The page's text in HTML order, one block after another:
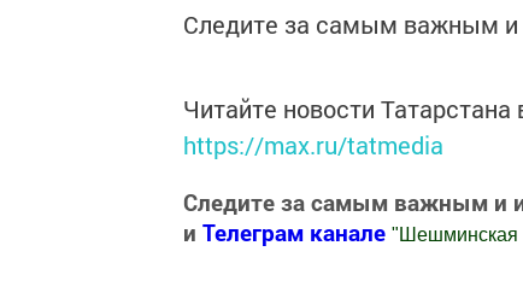
Следите за самым важным
Читайте новости
https://max.ru/tatmedia
Следите за самым важным и
и Телеграм канале " Шешминская